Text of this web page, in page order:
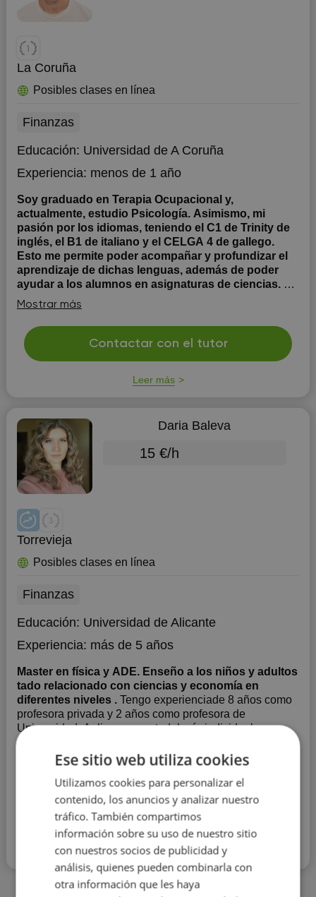
La Coruña
Posibles clases en línea
Finanzas
Educación: Universidad de A Coruña
Experiencia: menos de 1 año
Soy graduado en Terapia Ocupacional y,
actualmente, estudio Psicología. Asimismo, mi
pasión por los idiomas, teniendo el C1 de Trinity de
inglés, el B1 de italiano y el CELGA 4 de gallego.
Esto me permite poder acompañar y profundizar el
aprendizaje de dichas lenguas, además de poder
ayudar a los alumnos en asignaturas de ciencias. El
método de aprendizaje y de enseñanza que aplico en
las clases consistirá en una metodología adaptada a las
exigencias y los objetivos del alumno/a en cuestión.
Asimismo, el estudiante será en todo momento
acompañado por el profesor con materiales adaptados
Mostrar más
Contactar con el tutor
Leer más
Daria Baleva
15 €/h
Torrevieja
Posibles clases en línea
Finanzas
Educación: Universidad de Alicante
Experiencia: más de 5 años
Master en física y ADE. Enseño a los niños y adultos
tado relacionado con ciencias y economía en
diferentes niveles . Tengo experienciade 8 años como
profesora privada y 2 años como profesora de
Universidad. Aplico una metodología individual para
mialumno dependiendo de que quiera consegir después
de mis clases.Puedo explicar la teoría para quela
estudiar como ha...
Mostrar más
Contactar con el tutor
Leer más
Ese sitio web utiliza cookies
Utilizamos cookies para personalizar el
contenido, los anuncios y analizar nuestro
tráfico. También compartimos
información sobre su uso de nuestro sitio
con nuestros socios de publicidad y
análisis, quienes pueden combinarla con
otra información que les haya